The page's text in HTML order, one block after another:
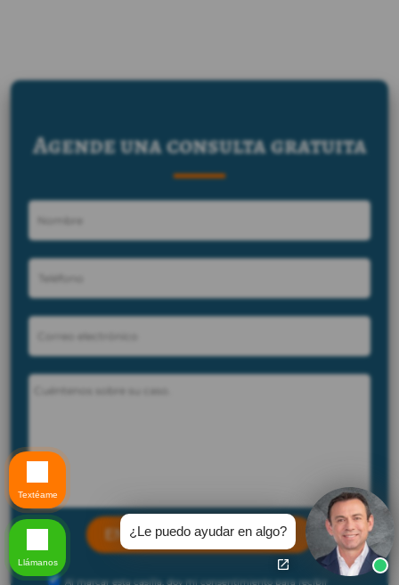
Agende una consulta gratuita
Al marcar esta casilla, doy mi consentimiento para recibir
¿Le puedo ayudar en algo?
Textéame
Llámanos